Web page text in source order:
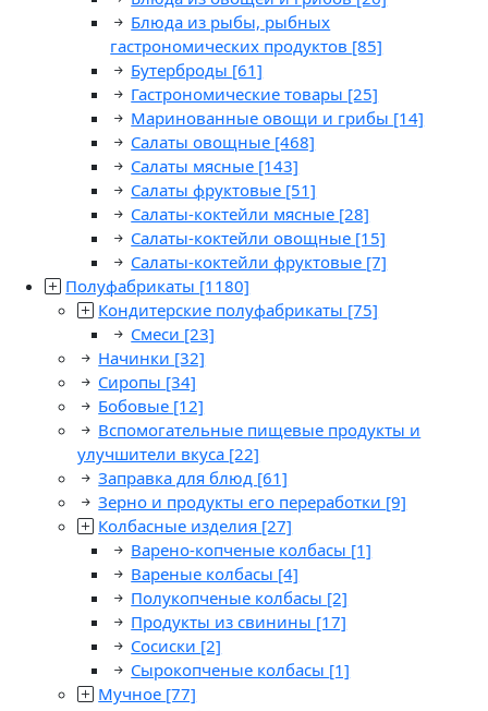
Блюда из рыбы, рыбных
гастрономических продуктов [85]
Бутерброды [61]
Гастрономические товары [25]
Маринованные овощи и грибы [14]
Салаты овощные [468]
Салаты мясные [143]
Салаты фруктовые [51]
Салаты-коктейли мясные [28]
Салаты-коктейли овощные [15]
Салаты-коктейли фруктовые [7]
Полуфабрикаты [1180]
Кондитерские полуфабрикаты [75]
Смеси [23]
Начинки [32]
Сиропы [34]
Бобовые [12]
Вспомогательные пищевые продукты и
улучшители вкуса [22]
Заправка для блюд [61]
Зерно и продукты его переработки [9]
Колбасные изделия [27]
Варено-копченые колбасы [1]
Вареные колбасы [4]
Полукопченые колбасы [2]
Продукты из свинины [17]
Сосиски [2]
Сырокопченые колбасы [1]
Мучное [77]